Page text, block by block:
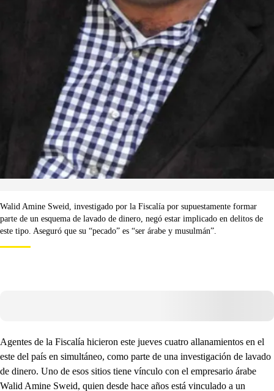
Walid Amine Sweid, investigado por la Fiscalía por supuestamente formar
parte de un esquema de lavado de dinero, negó estar implicado en delitos de
este tipo. Aseguró que su “pecado” es “ser árabe y musulmán”.
Agentes de la Fiscalía hicieron este jueves cuatro allanamientos en el
este del país en simultáneo, como parte de una investigación de lavado
de dinero. Uno de esos sitios tiene vínculo con el empresario árabe
Walid Amine Sweid, quien desde hace años está vinculado a un